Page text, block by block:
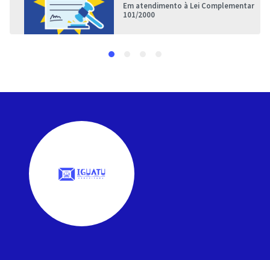
Em atendimento à Lei Complementar
101/2000